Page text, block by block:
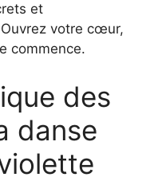
et
votre cœur,
commence.
des
danse